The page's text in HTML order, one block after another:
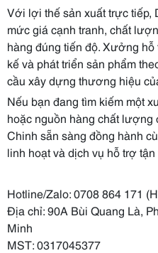
Với lợi thế sản xuất trực tiếp,
mức giá cạnh tranh, chất
hàng đúng tiến độ. Xưởng
kế và phát triển sản phẩm
cầu xây dựng thương hiệu
Nếu bạn đang tìm kiếm một
hoặc nguồn hàng chất lượng
Chinh sẵn sàng đồng hành
linh hoạt và dịch vụ hỗ trợ tận
Hotline/Zalo: 0708 864 171
Địa chỉ: 90A Bùi Quang Là,
Minh
MST: 0317045377